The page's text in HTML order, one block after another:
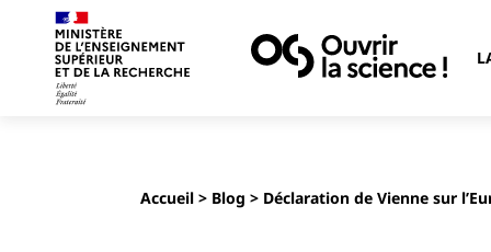
Accueil> Blog > Déclaration de Vienne sur